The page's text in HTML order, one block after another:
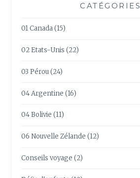
CATÉGORIES
01 Canada(15)
02 Etats-Unis (22)
03 Pérou(24)
04 Argentine (16)
04 Bolivie (11)
06 Nouvelle Zélande (12)
Conseils voyage (2)